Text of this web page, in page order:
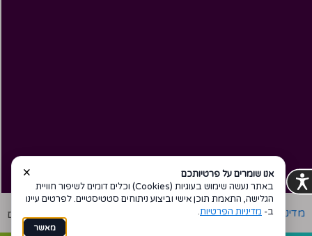
מדיניות פרטיות הצהרת נגישות
×
אנו שומרים על פרטיותכם
באתר נעשה שימוש בעוגיות (Cookies) וכלים דומים לשיפור חוויית
הגלישה, התאמת תוכן אישי וביצוע ניתוחים סטטיסטיים. לפרטים עיינו
ב- מדיניות הפרטיות.
מאשר